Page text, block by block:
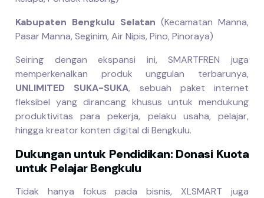
Kabupaten Bengkulu Selatan (Kecamatan Manna,
Pasar Manna, Seginim, Air Nipis, Pino, Pinoraya)
Seiring dengan ekspansi ini, SMARTFREN juga
memperkenalkan produk unggulan terbarunya,
UNLIMITED SUKA-SUKA, sebuah paket internet
fleksibel yang dirancang khusus untuk mendukung
produktivitas para pekerja, pelaku usaha, pelajar,
hingga kreator konten digital di Bengkulu.
Dukungan untuk Pendidikan: Donasi Kuota
untuk Pelajar Bengkulu
Tidak hanya fokus pada bisnis, XLSMART juga